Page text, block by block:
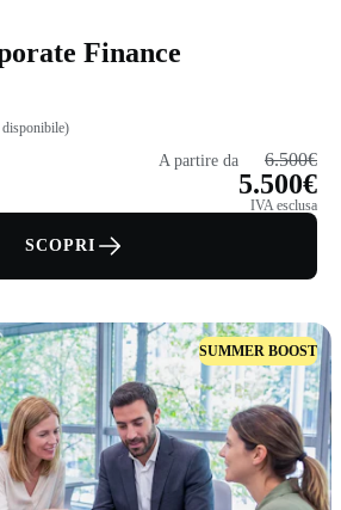
Finance
disponibile)
A partire da 6.500€
5.500€
IVA esclusa
SCOPRI
SUMMER BOOST